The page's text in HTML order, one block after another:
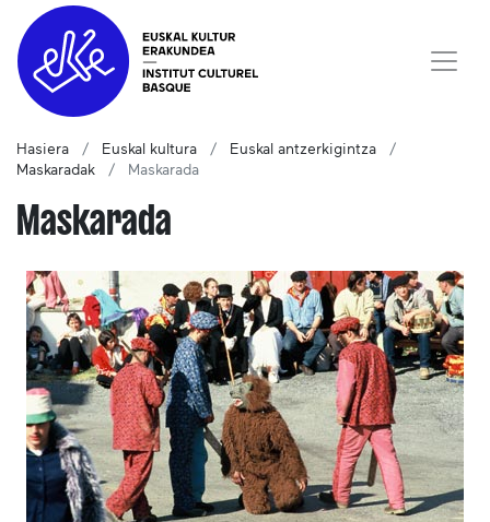
Hasiera Euskal kultura
Euskal antzerkigintza
Maskaradak
Maskarada
Maskarada